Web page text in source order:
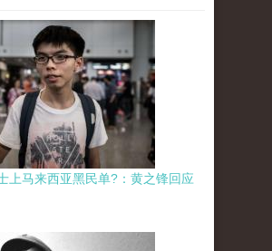
上马来西亚黑民单?：黄之锋回应